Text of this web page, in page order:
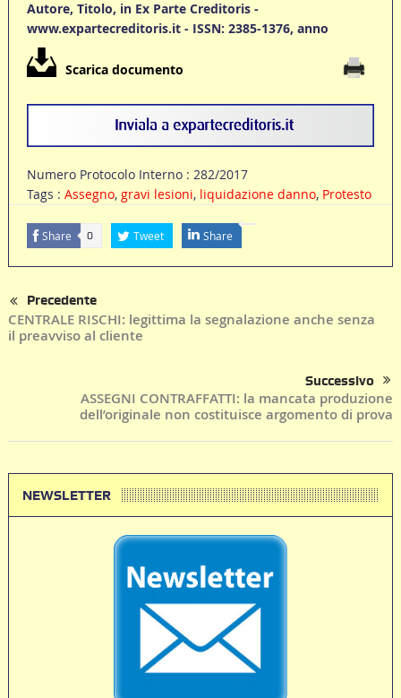
Autore, Titolo, in Ex Parte Creditoris -
www.expartecreditoris.it - ISSN: 2385-1376, anno
Scarica documento
Numero Protocolo Interno : 282/2017
Tags : Assegno, gravi lesioni, liquidazione danno, Protesto
Share 0 Tweet Share
Precedente
CENTRALE RISCHI: legittima la segnalazione anche senza
il preavviso al cliente
Successivo
ASSEGNI CONTRAFFATTI: la mancata produzione
dell’originale non costituisce argomento di prova
NEWSLETTER